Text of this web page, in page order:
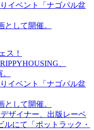
イベント「ナゴパル盆
して開催。
ス！
、
イベント「ナゴパル盆
して開催。
ザイナー、出版レーベ
にて「ポットラック・